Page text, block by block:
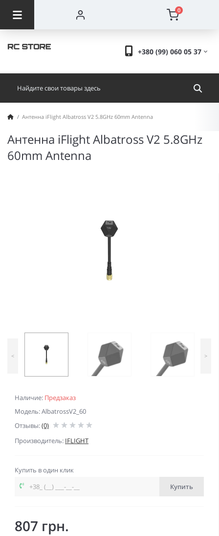
0
+380 (99) 060 05 37
Антенна iFlight Albatross V2 5.8GHz 60mm Antenna
Антенна iFlight Albatross V2 5.8GHz
60mm Antenna
Наличие: Предзаказ
Модель: AlbatrossV2_60
Отзывы:(0)
Производитель: IFLIGHT
< >
Купить в один клик
Купить
807 грн.